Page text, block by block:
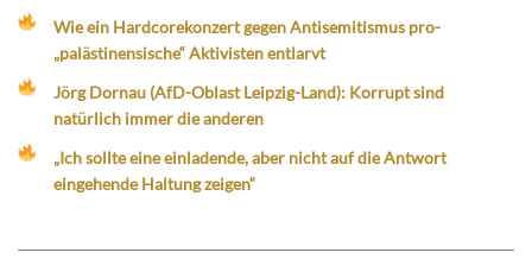
Wie ein Hardcorekonzert gegen Antisemitismus pro-
„palästinensische“ Aktivisten entlarvt
Jörg Dornau (AfD-Oblast Leipzig-Land): Korrupt sind
natürlich immer die anderen
„Ich sollte eine einladende, aber nicht auf die Antwort
eingehende Haltung zeigen“